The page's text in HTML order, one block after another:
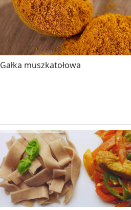
Gałka muszkatołowa